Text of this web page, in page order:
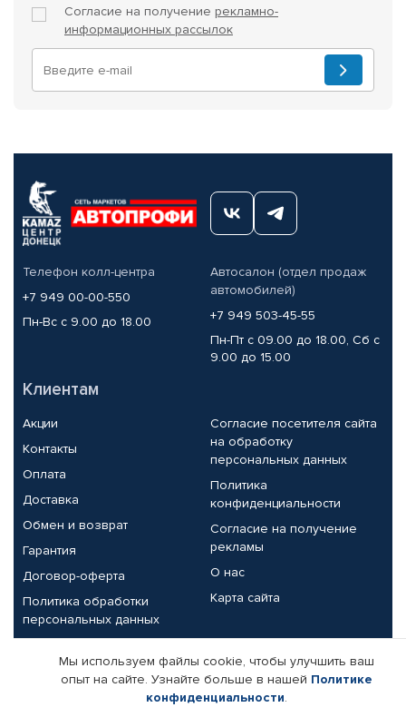
Согласие на получение рекламно-
информационных рассылок
Телефон колл-центра
+7 949 00-00-550
Пн-Вс с 9.00 до 18.00
Автосалон (отдел продаж
автомобилей)
+7 949 503-45-55
Пн-Пт с 09.00 до 18.00, Сб с
9.00 до 15.00
Клиентам
Акции
Контакты
Оплата
Доставка
Обмен и возврат
Гарантия
Договор-оферта
Политика обработки
персональных данных
Согласие посетителя сайта
на обработку
персональных данных
Политика
конфиденциальности
Согласие на получение
рекламы
О нас
Карта сайта
Партнерам
Корпоративным клиентам
Реквизиты компании
Мы используем файлы cookie, чтобы улучшить ваш
опыт на сайте. Узнайте больше в нашей Политике
конфиденциальности.